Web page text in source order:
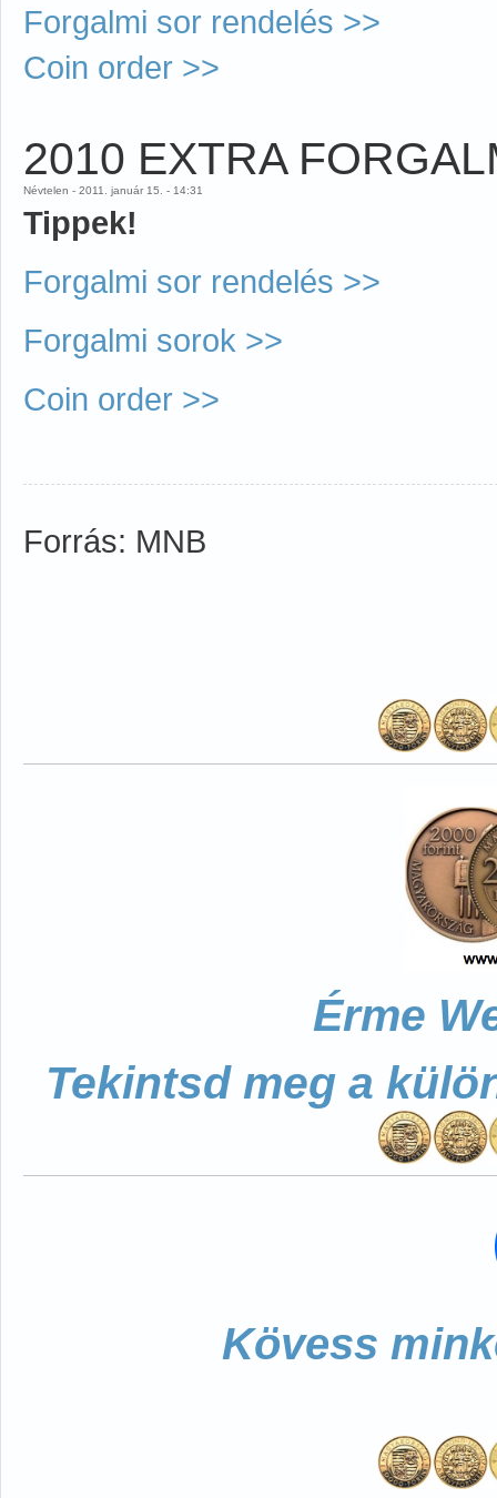
Forgalmi sor rendelés >>
Coin order >>
2010 EXTRA
Névtelen - 2011. január 15. - 14:31
Tippek!
Forgalmi sor rendelés >>
Forgalmi sorok >>
Coin order >>
Forrás: MNB
Érme
Tekintsd meg a
Kövess